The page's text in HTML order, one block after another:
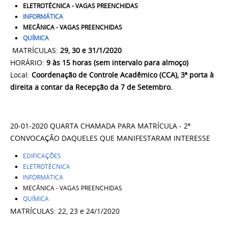
ELETROTÉCNICA - VAGAS PREENCHIDAS
INFORMÁTICA
MECÂNICA - VAGAS PREENCHIDAS
QUÍMICA
MATRÍCULAS: 29, 30 e 31/1/2020
HORÁRIO: 9 às 15 horas (sem intervalo para almoço)
Local: Coordenação de Controle Acadêmico (CCA), 3ª porta à
direita a contar da Recepção da 7 de Setembro.
20-01-2020 QUARTA CHAMADA PARA MATRÍCULA - 2ª
CONVOCAÇÃO DAQUELES QUE MANIFESTARAM INTERESSE
EDIFICAÇÕES
ELETROTÉCNICA
INFORMÁTICA
MECÂNICA - VAGAS PREENCHIDAS
QUÍMICA
MATRÍCULAS: 22, 23 e 24/1/2020